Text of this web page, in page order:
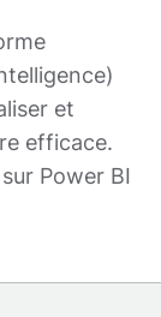
et
efficace.
Power BI